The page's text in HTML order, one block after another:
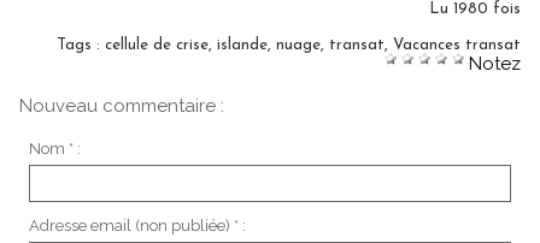
Lu 1980 fois
Tags : cellule de crise, islande, nuage, transat, Vacances transat
Notez
Nouveau commentaire :
Nom * :
Adresse email (non publiée) * :